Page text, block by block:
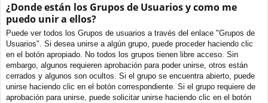
¿Donde están los Grupos de Usuarios y como me
puedo unir a ellos?
Puede ver todos los Grupos de usuarios a través del enlace "Grupos de
Usuarios". Si desea unirse a algún grupo, puede proceder haciendo clic
en el botón apropiado. No todos los grupos tienen libre acceso. Sin
embargo, algunos requieren aprobación para poder unirse, otros están
cerrados y algunos son ocultos. Si el grupo se encuentra abierto, puede
unirse haciendo clic en el botón correspondiente. Si el grupo requiere de
aprobación para unirse, puede solicitar unirse haciendo clic en el botón